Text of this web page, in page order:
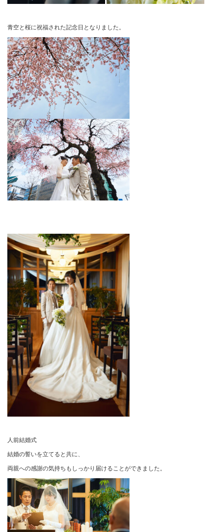
青空と桜に祝福された記念日となりました。
人前結婚式
結婚の誓いを立てると共に、
両親への感謝の気持ちもしっかり届けることができました。